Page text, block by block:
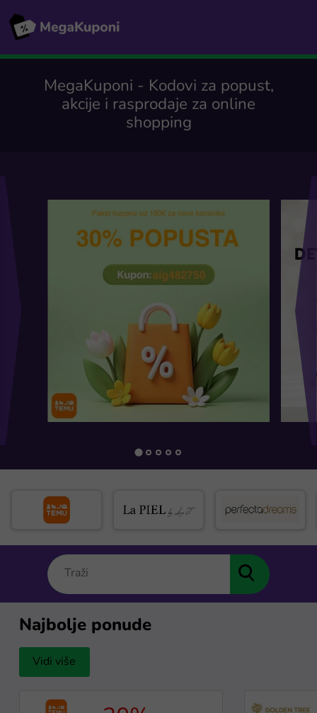
MegaKuponi - Kodovi za popust,
akcije i rasprodaje za online
shopping
Najbolje ponude
Vidi više